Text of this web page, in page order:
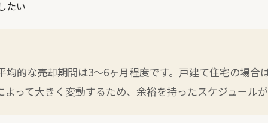
たい
的な売却期間は3～6ヶ月程度です。戸建て住宅の場合
って大きく変動するため、余裕を持ったスケジュール